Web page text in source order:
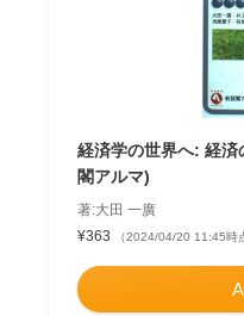
経済学の世界へ: 経
閣アルマ)
著:大田 一廣
¥363
（2024/04/20 11:45時